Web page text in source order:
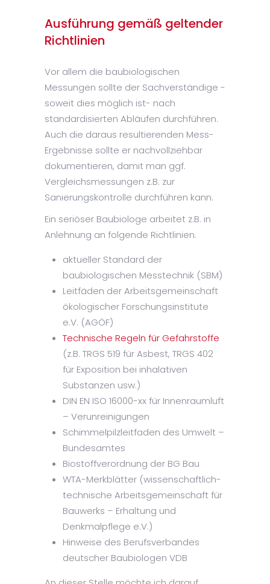
Ausführung gemäß geltender
Richtlinien
Vor allem die baubiologischen
Messungen sollte der Sachverständige -
soweit dies möglich ist- nach
standardisierten Abläufen durchführen.
Auch die daraus resultierenden Mess-
Ergebnisse sollte er nachvollziehbar
dokumentieren, damit man ggf.
Vergleichsmessungen z.B. zur
Sanierungskontrolle durchführen kann.
Ein seriöser Baubiologe arbeitet z.B. in
Anlehnung an folgende Richtlinien.
aktueller Standard der
baubiologischen Messtechnik (SBM)
Leitfäden der Arbeitsgemeinschaft
ökologischer Forschungsinstitute
e.V. (AGÖF)
Technische Regeln für Gefahrstoffe
(z.B. TRGS 519 für Asbest, TRGS 402
für Exposition bei inhalativen
Substanzen usw.)
DIN EN ISO 16000-xx für Innenraumluft
– Verunreinigungen
Schimmelpilzleitfaden des Umwelt –
Bundesamtes
Biostoffverordnung der BG Bau
WTA-Merkblätter (wissenschaftlich-
technische Arbeitsgemeinschaft für
Bauwerks – Erhaltung und
Denkmalpflege e.V.)
Hinweise des Berufsverbandes
deutscher Baubiologen VDB